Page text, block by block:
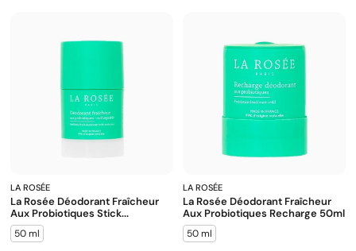
LA ROSÉE
La Rosée Déodorant Fraîcheur
Aux Probiotiques Stick...
50 ml
LA ROSÉE
La Rosée Déodorant Fraîcheur
Aux Probiotiques Recharge 50ml
50 ml